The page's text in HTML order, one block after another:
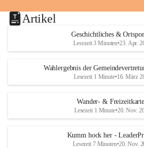
Artikel
Geschichtliches &
Lesezeit 3 Minuten•23. Apr.
Wahlergebnis der
Lesezeit 1 Minute•16. März
Wander- &
Lesezeit 1 Minute•20. Nov.
Kumm hock her -
Lesezeit 7 Minuten•20. Nov.